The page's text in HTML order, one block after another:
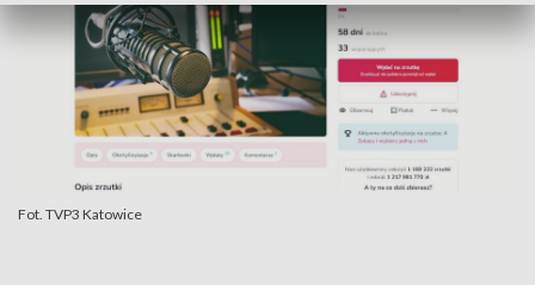
Fot. TVP3 Katowice